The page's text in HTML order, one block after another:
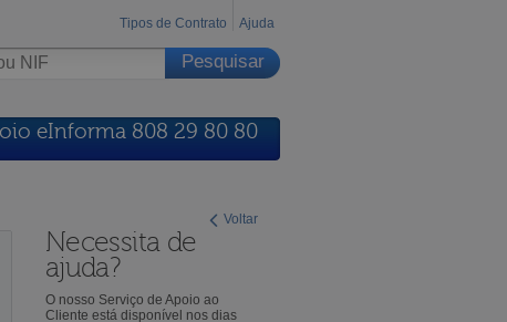
Tipos de Contrato Ajuda
eInforma 808 29 80 80
Voltar
Necessita de
ajuda?
O nosso Serviço de Apoio ao
Cliente está disponível nos dias